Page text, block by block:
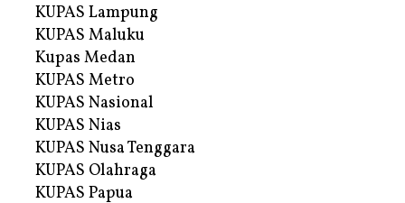
KUPAS Lampung
KUPAS Maluku
Kupas Medan
KUPAS Metro
KUPAS Nasional
KUPAS Nias
KUPAS Nusa Tenggara
KUPAS Olahraga
KUPAS Papua